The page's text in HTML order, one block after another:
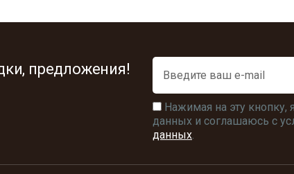
предложения!
Нажимая на эту кнопку,
данных и соглашаюсь с
данных.